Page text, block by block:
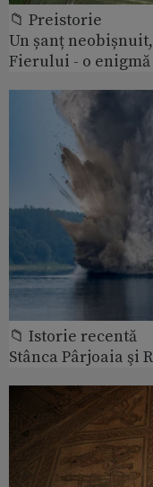
📁 Preistorie
Un șanț
Fierului - o
📁 Istorie recentă
Stânca Pârjoaia şi